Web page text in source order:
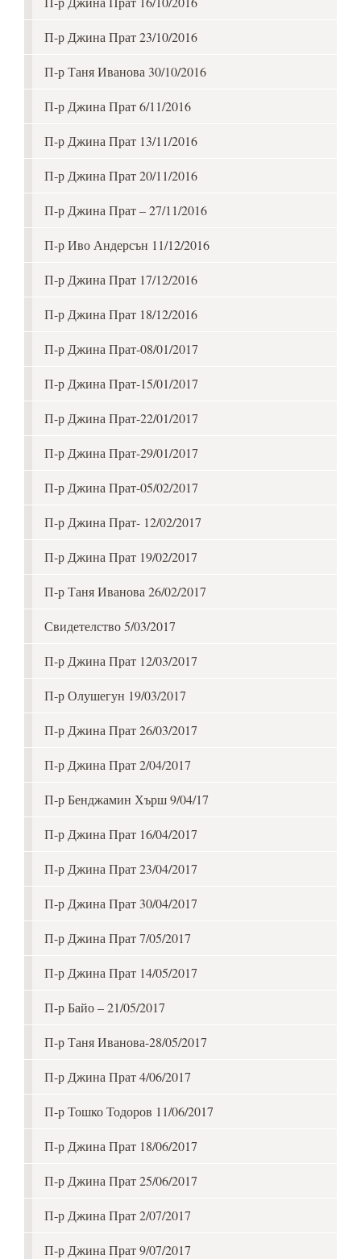
П-р Джина Прат 23/10/2016
П-р Таня Иванова 30/10/2016
П-р Джина Прат 6/11/2016
П-р Джина Прат 13/11/2016
П-р Джина Прат 20/11/2016
П-р Джина Прат – 27/11/2016
П-р Иво Андерсън 11/12/2016
П-р Джина Прат 17/12/2016
П-р Джина Прат 18/12/2016
П-р Джина Прат-08/01/2017
П-р Джина Прат-15/01/2017
П-р Джина Прат-22/01/2017
П-р Джина Прат-29/01/2017
П-р Джина Прат-05/02/2017
П-р Джина Прат- 12/02/2017
П-р Джина Прат 19/02/2017
П-р Таня Иванова 26/02/2017
Свидетелство 5/03/2017
П-р Джина Прат 12/03/2017
П-р Олушегун 19/03/2017
П-р Джина Прат 26/03/2017
П-р Джина Прат 2/04/2017
П-р Бенджамин Хърш 9/04/17
П-р Джина Прат 16/04/2017
П-р Джина Прат 23/04/2017
П-р Джина Прат 30/04/2017
П-р Джина Прат 7/05/2017
П-р Джина Прат 14/05/2017
П-р Байо – 21/05/2017
П-р Таня Иванова-28/05/2017
П-р Джина Прат 4/06/2017
П-р Тошко Тодоров 11/06/2017
П-р Джина Прат 18/06/2017
П-р Джина Прат 25/06/2017
П-р Джина Прат 2/07/2017
П-р Джина Прат 9/07/2017